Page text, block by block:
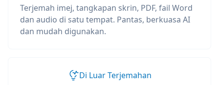
Terjemah imej, tangkapan skrin, PDF, fail Word
dan audio di satu tempat. Pantas, berkuasa AI
dan mudah digunakan.
Di Luar Terjemahan